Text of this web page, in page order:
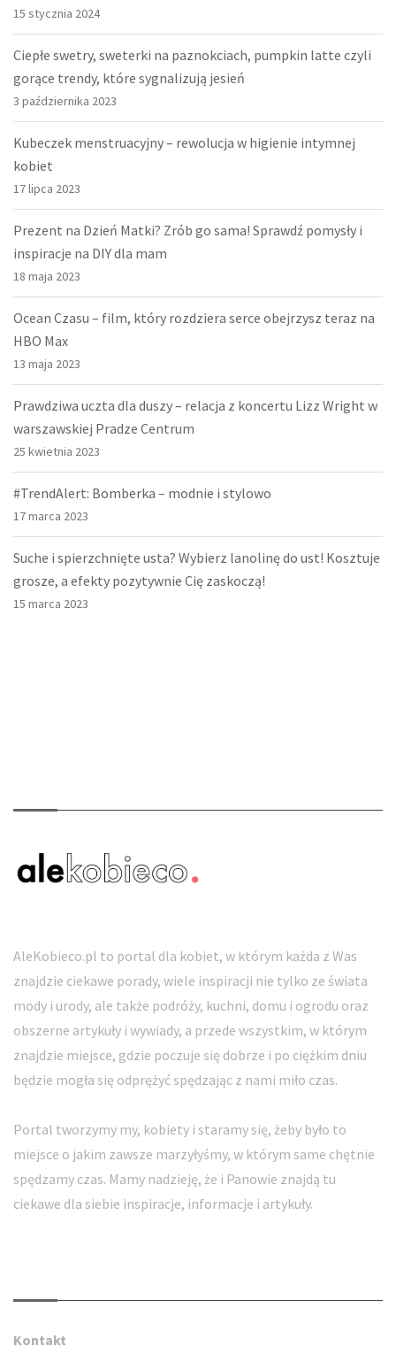
15 stycznia 2024
Ciepłe swetry, sweterki na paznokciach, pumpkin latte czyli
gorące trendy, które sygnalizują jesień
3 października 2023
Kubeczek menstruacyjny – rewolucja w higienie intymnej
kobiet
17 lipca 2023
Prezent na Dzień Matki? Zrób go sama! Sprawdź pomysły i
inspiracje na DIY dla mam
18 maja 2023
Ocean Czasu – film, który rozdziera serce obejrzysz teraz na
HBO Max
13 maja 2023
Prawdziwa uczta dla duszy – relacja z koncertu Lizz Wright w
warszawskiej Pradze Centrum
25 kwietnia 2023
#TrendAlert: Bomberka – modnie i stylowo
17 marca 2023
Suche i spierzchnięte usta? Wybierz lanolinę do ust! Kosztuje
grosze, a efekty pozytywnie Cię zaskoczą!
15 marca 2023
AleKobieco.pl to portal dla kobiet, w którym każda z Was
znajdzie ciekawe porady, wiele inspiracji nie tylko ze świata
mody i urody, ale także podróży, kuchni, domu i ogrodu oraz
obszerne artykuły i wywiady, a przede wszystkim, w którym
znajdzie miejsce, gdzie poczuje się dobrze i po ciężkim dniu
będzie mogła się odprężyć spędzając z nami miło czas.
Portal tworzymy my, kobiety i staramy się, żeby było to
miejsce o jakim zawsze marzyłyśmy, w którym same chętnie
spędzamy czas. Mamy nadzieję, że i Panowie znajdą tu
ciekawe dla siebie inspiracje, informacje i artykuły.
Kontakt